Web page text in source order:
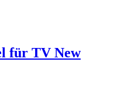
für TV New